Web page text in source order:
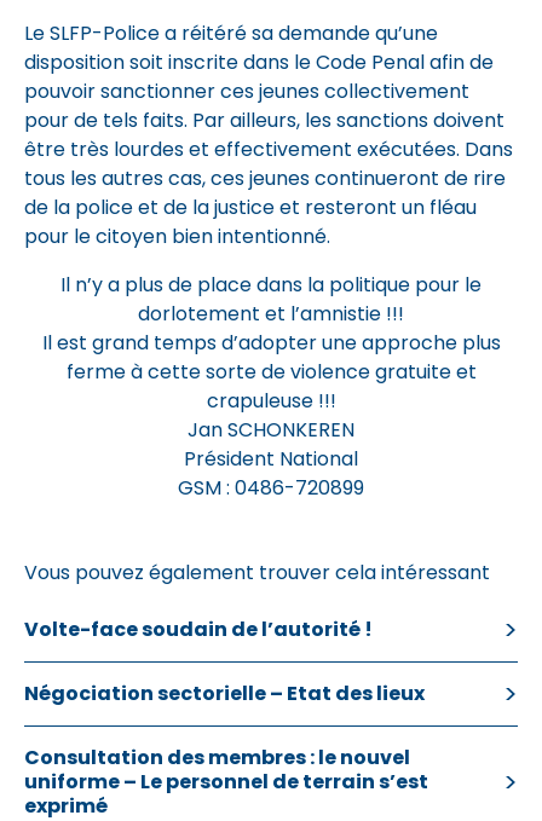
Le SLFP-Police a réitéré sa demande qu’une
disposition soit inscrite dans le Code Penal afin de
pouvoir sanctionner ces jeunes collectivement
pour de tels faits. Par ailleurs, les sanctions doivent
être très lourdes et effectivement exécutées. Dans
tous les autres cas, ces jeunes continueront de rire
de la police et de la justice et resteront un fléau
pour le citoyen bien intentionné.
Il n’y a plus de place dans la politique pour le
dorlotement et l’amnistie !!!
Il est grand temps d’adopter une approche plus
ferme à cette sorte de violence gratuite et
crapuleuse !!!
Jan SCHONKEREN
Président National
GSM : 0486-720899
Vous pouvez également trouver cela intéressant
Volte-face soudain de l’autorité !
Négociation sectorielle – Etat des lieux
Consultation des membres : le nouvel
uniforme – Le personnel de terrain s’est
exprimé